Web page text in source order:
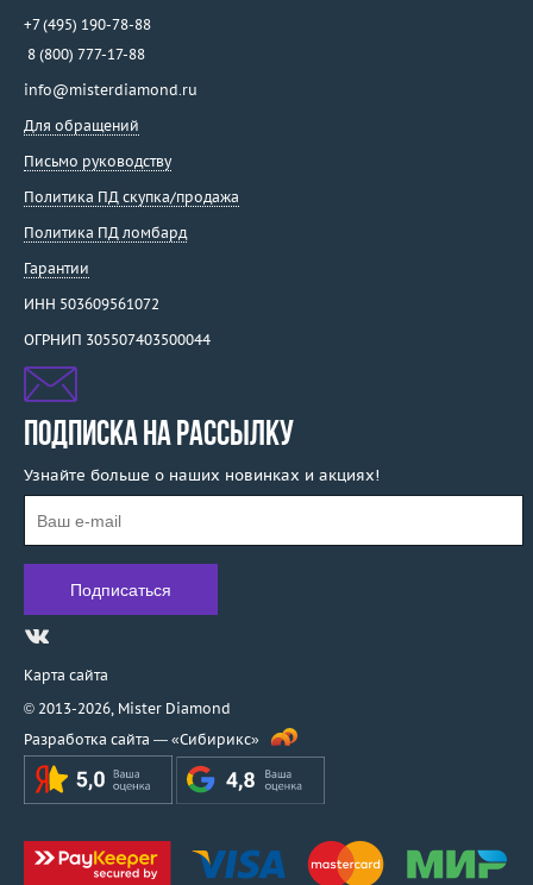
+7 (495) 190-78-88
8 (800) 777-17-88
info@misterdiamond.ru
Для обращений
Письмо руководству
Политика ПД скупка/продажа
Политика ПД ломбард
Гарантии
ИНН 503609561072
ОГРНИП 305507403500044
ПОДПИСКА НА РАССЫЛКУ
Узнайте больше о наших новинках и акциях!
Карта сайта
© 2013-2026, Mister Diamond
Разработка сайта — «Сибирикс»